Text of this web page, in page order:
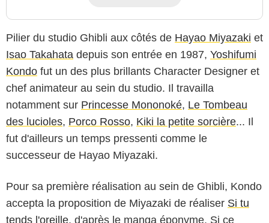
Pilier du studio Ghibli aux côtés de Hayao Miyazaki et
Isao Takahata depuis son entrée en 1987, Yoshifumi
Kondo fut un des plus brillants Character Designer et
chef animateur au sein du studio. Il travailla
notamment sur Princesse Mononoké, Le Tombeau
des lucioles, Porco Rosso, Kiki la petite sorcière... Il
fut d'ailleurs un temps pressenti comme le
successeur de Hayao Miyazaki.
Pour sa première réalisation au sein de Ghibli, Kondo
accepta la proposition de Miyazaki de réaliser Si tu
tends l'oreille, d'après le manga éponyme. Si ce